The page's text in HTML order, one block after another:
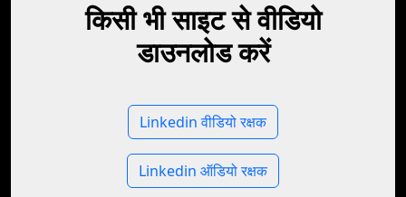
किसी भी साइट से वीडियो
डाउनलोड करें
Linkedin वीडियो रक्षक
Linkedin ऑडियो रक्षक